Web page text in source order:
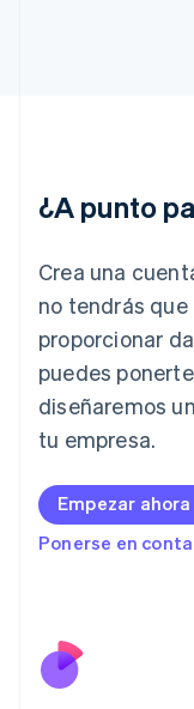
¿A punto
Crea una
no tendrás
proporcionar
puedes
diseñaremos
tu empresa.
Empezar ahora
Ponerse en
English
Grecia
Hungría
English
India
English
Irlanda
ItalianoEnglish
日本語English
Letonia
English
English
Luxemburgo